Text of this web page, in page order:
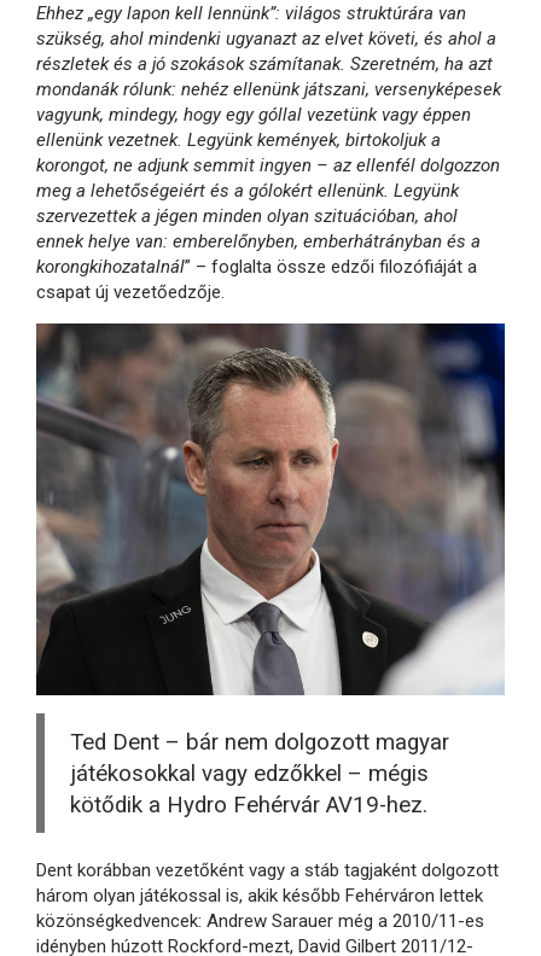
Ehhez „egy lapon kell lennünk”: világos struktúrára van
szükség, ahol mindenki ugyanazt az elvet követi, és ahol a
részletek és a jó szokások számítanak. Szeretném, ha azt
mondanák rólunk: nehéz ellenünk játszani, versenyképesek
vagyunk, mindegy, hogy egy góllal vezetünk vagy éppen
ellenünk vezetnek. Legyünk kemények, birtokoljuk a
korongot, ne adjunk semmit ingyen – az ellenfél dolgozzon
meg a lehetőségeiért és a gólokért ellenünk. Legyünk
szervezettek a jégen minden olyan szituációban, ahol
ennek helye van: emberelőnyben, emberhátrányban és a
korongkihozatalnál” – foglalta össze edzői filozófiáját a
csapat új vezetőedzője.
Ted Dent – bár nem dolgozott magyar
játékosokkal vagy edzőkkel – mégis
kötődik a Hydro Fehérvár AV19-hez.
Dent korábban vezetőként vagy a stáb tagjaként dolgozott
három olyan játékossal is, akik később Fehérváron lettek
közönségkedvencek: Andrew Sarauer még a 2010/11-es
idényben húzott Rockford-mezt, David Gilbert 2011/12-